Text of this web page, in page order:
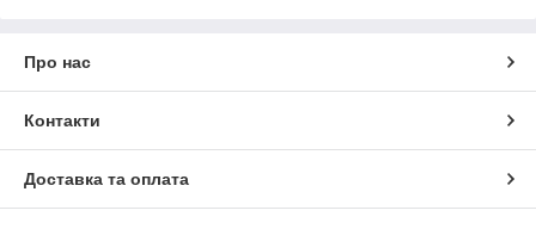
Про нас
Контакти
Доставка та оплата